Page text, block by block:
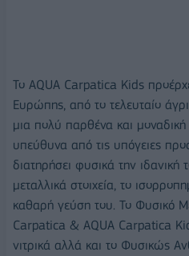
Το AQUA Carpatica Kids
Ευρώπης, από το τελευταίο
μια πολύ παρθένα και μοναδική
υπεύθυνα από τις υπόγειες
διατηρήσει φυσικά την ιδανική
μεταλλικά στοιχεία, το
καθαρή γεύση του. Το Φυσικό
Carpatica & AQUA Carpatica
νιτρικά αλλά και το Φυσικώς